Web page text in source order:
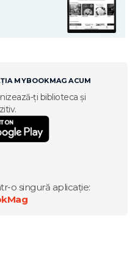
MYBOOKMAG ACUM
ți biblioteca și
o singură aplicație: